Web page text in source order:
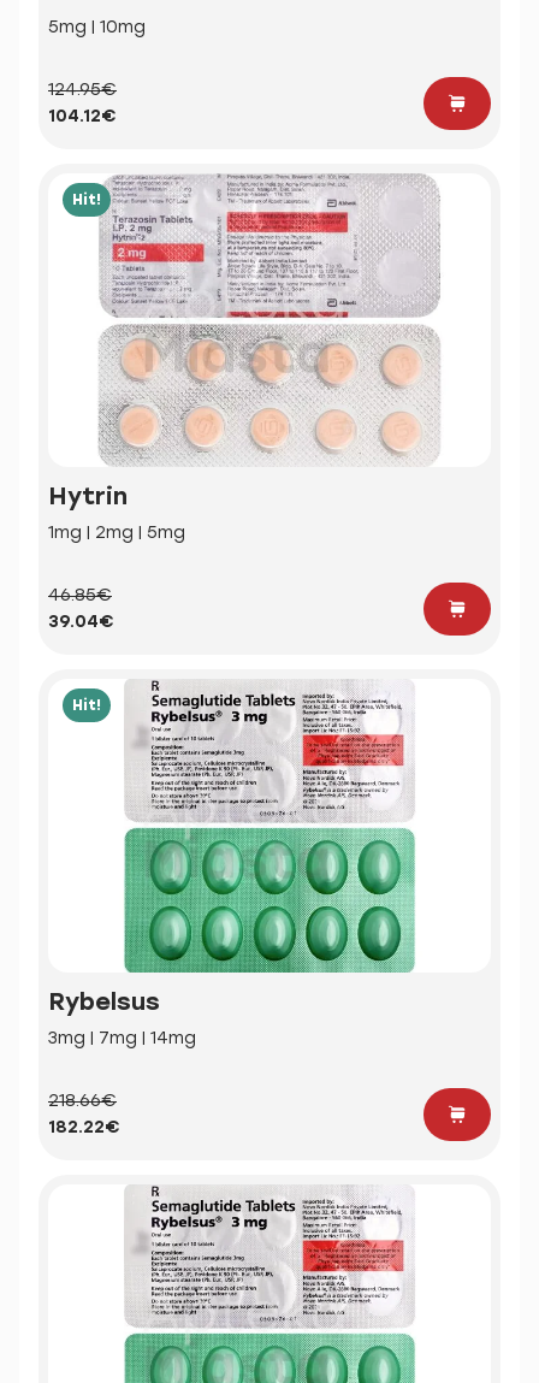
5mg | 10mg
124.95€
104.12€
Hit!
Hytrin
1mg | 2mg | 5mg
46.85€
39.04€
Hit!
Rybelsus
3mg | 7mg | 14mg
218.66€
182.22€